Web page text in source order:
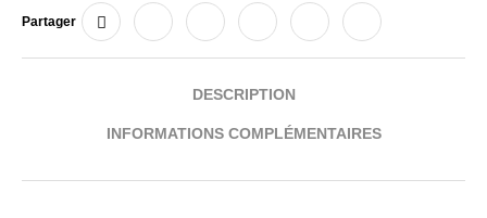
Partager
DESCRIPTION
INFORMATIONS COMPLÉMENTAIRES